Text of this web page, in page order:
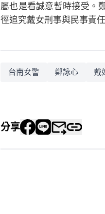
屬也是看誠意暫時接受。
徑追究戴女刑事與民事責
台南女警 鄭詠心 戴
分享